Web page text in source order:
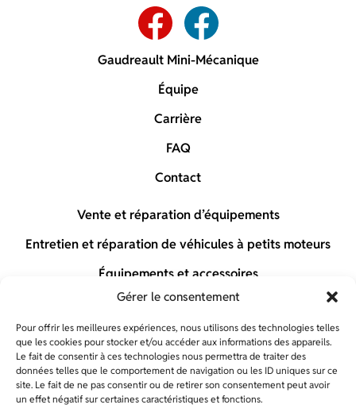
Gérer le consentement
Pour offrir les meilleures expériences, nous utilisons des technologies telles
que les cookies pour stocker et/ou accéder aux informations des appareils.
Le fait de consentir à ces technologies nous permettra de traiter des
données telles que le comportement de navigation ou les ID uniques sur ce
site. Le fait de ne pas consentir ou de retirer son consentement peut avoir
un effet négatif sur certaines caractéristiques et fonctions.
Gaudreault Mini-Mécanique
Équipe
Carrière
FAQ
Contact
Vente et réparation d’équipements
Entretien et réparation de véhicules à petits moteurs
Équipements et accessoires
Gaudreault Boutique
DEMANDE DE SOUMISSION